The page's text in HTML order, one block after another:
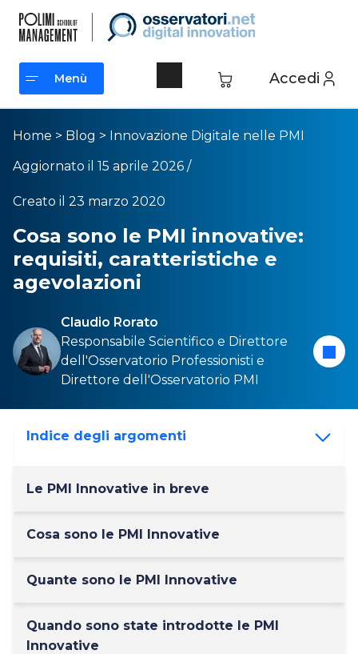
Accedi
Menù
Menù
Home > Blog > Innovazione Digitale nelle PMI
Aggiornato il 15 aprile 2026 /
Creato il 23 marzo 2020
Cosa sono le PMI innovative:
requisiti, caratteristiche e
agevolazioni
Claudio Rorato
Responsabile Scientifico e Direttore
dell'Osservatorio Professionisti e
Direttore dell'Osservatorio PMI
Indice degli argomenti
Le PMI Innovative in breve
Cosa sono le PMI Innovative
Quante sono le PMI Innovative
Quando sono state introdotte le PMI
Innovative